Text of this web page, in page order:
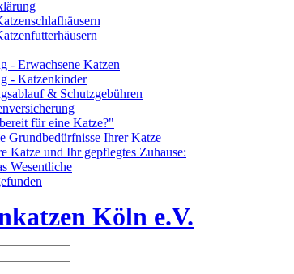
- Erwachsene Katzen
- Katzenkinder
& Schutzgebühren
für eine Katze?"
Grundbedürfnisse Ihrer Katze
Katze und Ihr gepflegtes Zuhause:
Wesentliche
Köln e.V.